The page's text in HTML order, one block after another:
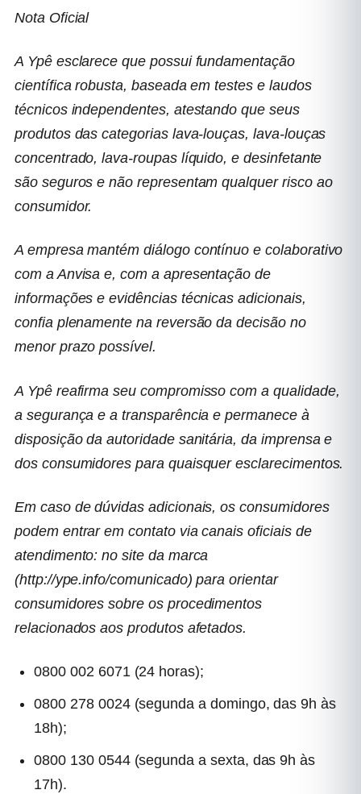
Nota Oficial
A Ypê esclarece que possui fundamentação
científica robusta, baseada em testes e laudos
técnicos independentes, atestando que seus
produtos das categorias lava-louças, lava-louças
concentrado, lava-roupas líquido, e desinfetante
são seguros e não representam qualquer risco ao
consumidor.
A empresa mantém diálogo contínuo e colaborativo
com a Anvisa e, com a apresentação de
informações e evidências técnicas adicionais,
confia plenamente na reversão da decisão no
menor prazo possível.
A Ypê reafirma seu compromisso com a qualidade,
a segurança e a transparência e permanece à
disposição da autoridade sanitária, da imprensa e
dos consumidores para quaisquer esclarecimentos.
Em caso de dúvidas adicionais, os consumidores
podem entrar em contato via canais oficiais de
atendimento: no site da marca
(http://ype.info/comunicado) para orientar
consumidores sobre os procedimentos
relacionados aos produtos afetados.
0800 002 6071 (24 horas);
0800 278 0024 (segunda a domingo, das 9h às
18h);
0800 130 0544 (segunda a sexta, das 9h às
17h).